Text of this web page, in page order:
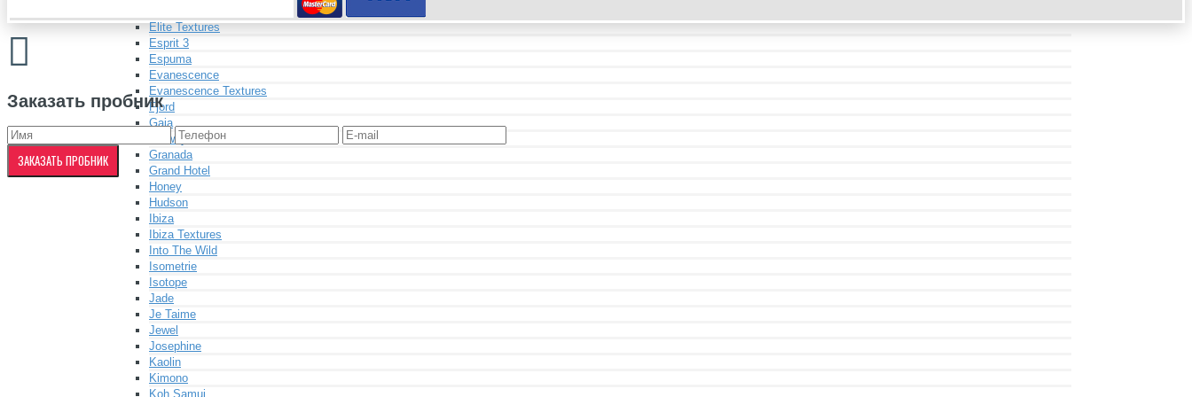
Elite Textures
Esprit 3
Espuma
Evanescence
Evanescence Textures
Fjord
Gaia
Galway
Granada
Grand Hotel
Honey
Hudson
Ibiza
Ibiza Textures
Into The Wild
Isometrie
Isotope
Jade
Je Taime
Jewel
Josephine
Kaolin
Kimono
Koh Samui
Заказать пробник
ЗАКАЗАТЬ ПРОБНИК